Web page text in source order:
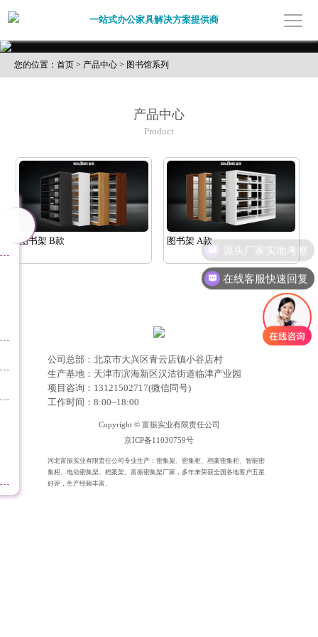
一站式办公家具解决方案提供商
您的位置：首页 > 产品中心 > 图书馆系列
产品中心
Product
图书架 B款 图书架 A款
公司总部：北京市大兴区青云店镇小谷店村
生产基地：天津市滨海新区汉沽街道临津产业园
项目咨询：13121502717(微信同号)
工作时间：8:00~18:00
Copyright © 富振实业有限责任公司
京ICP备11030759号
河北富振实业有限责任公司专业生产：密集架、密集柜、档案密集柜、智能密
集柜、电动密集架、档案架。富振密集架厂家，多年来荣获全国各地客户五星
好评，生产经验丰富。
在线客服快速回复
源头厂家实地考察